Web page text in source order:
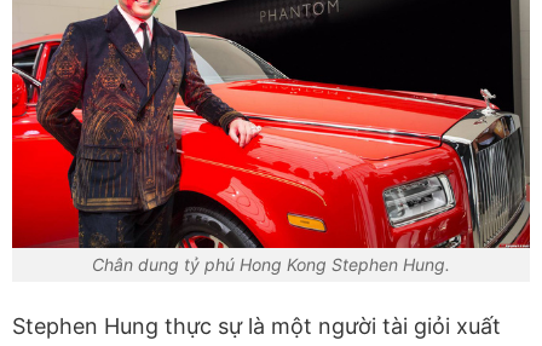
Chân dung tỷ phú Hong Kong Stephen Hung.
Stephen Hung thực sự là một người tài giỏi xuất